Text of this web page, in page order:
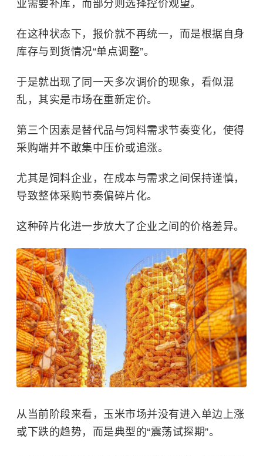
业需要补库，而部分则选择控价观望。
在这种状态下，报价就不再统一，而是根据自身
库存与到货情况“单点调整”。
于是就出现了同一天多次调价的现象，看似混
乱，其实是市场在重新定价。
第三个因素是替代品与饲料需求节奏变化，使得
采购端并不敢集中压价或追涨。
尤其是饲料企业，在成本与需求之间保持谨慎，
导致整体采购节奏偏碎片化。
这种碎片化进一步放大了企业之间的价格差异。
从当前阶段来看，玉米市场并没有进入单边上涨
或下跌的趋势，而是典型的“震荡试探期”。